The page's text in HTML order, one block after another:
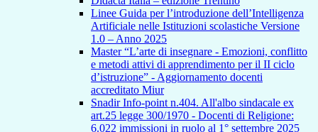
Linee Guida per l’introduzione dell’Intelligenza
Artificiale nelle Istituzioni scolastiche Versione
1.0 – Anno 2025
Master “L’arte di insegnare - Emozioni, conflitto
e metodi attivi di apprendimento per il II ciclo
d’istruzione” - Aggiornamento docenti
accreditato Miur
Snadir Info-point n.404. All'albo sindacale ex
art.25 legge 300/1970 - Docenti di Religione:
6.022 immissioni in ruolo al 1° settembre 2025